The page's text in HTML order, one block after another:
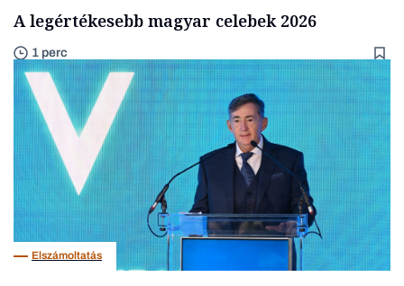
A legértékesebb magyar celebek 2026
1 perc
Elszámoltatás